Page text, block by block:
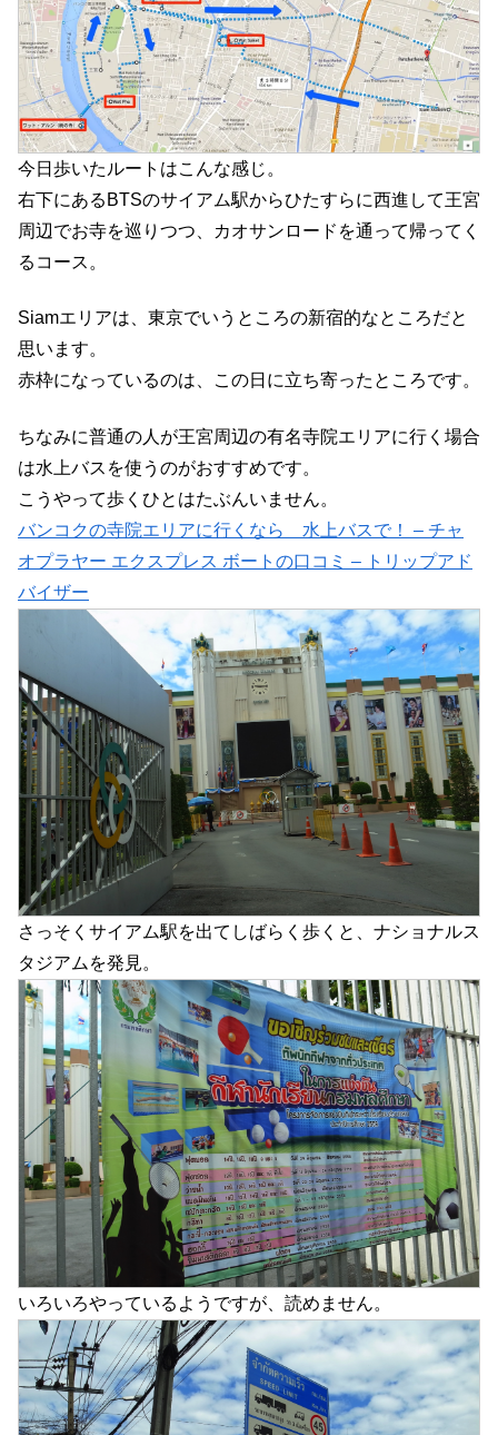
今日歩いたルートはこんな感じ。
右下にあるBTSのサイアム駅からひたすらに西進して王宮
周辺でお寺を巡りつつ、カオサンロードを通って帰ってく
るコース。
Siamエリアは、東京でいうところの新宿的なところだと
思います。
赤枠になっているのは、この日に立ち寄ったところです。
ちなみに普通の人が王宮周辺の有名寺院エリアに行く場合
は水上バスを使うのがおすすめです。
こうやって歩くひとはたぶんいません。
バンコクの寺院エリアに行くなら 水上バスで！ – チャ
オプラヤー エクスプレス ボートの口コミ – トリップアド
バイザー
さっそくサイアム駅を出てしばらく歩くと、ナショナルス
タジアムを発見。
いろいろやっているようですが、読めません。